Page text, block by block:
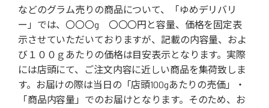
などのグラム売りの商品について、「ゆめデリバリ
ー」では、〇〇〇g 〇〇〇円と容量、価格を固定表
示させていただいておりますが、記載の内容量、およ
び１００ｇあたりの価格は目安表示となります。実際
には店頭にて、ご注文内容に近しい商品を集荷致しま
す。お届けの際は当日の「店頭100gあたりの売価」・
「商品内容量」でのお届けとなります。そのため、お